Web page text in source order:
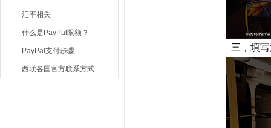
汇率相关
什么是PayPal限额？
PayPal支付步骤
西联各国官方联系方式
三，填